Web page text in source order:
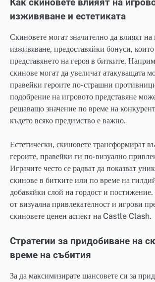
Как скиновете влияят на
изживяване и естетиката
Скиновете могат значително да влияят на
изживяване, предоставяйки бонуси,
представянето на героя в битките.
скинове могат да увеличат атакуващата
правейки героите по-страшни
подобрение на игровото представяне
решаващо значение по време на
където всяко предимство е важно.
Естетически, скиновете трансформират
героите, правейки ги по-визуално
Играчите често се радват да показват
скинове в битките или по време на
добавяйки слой на гордост и
от визуална привлекателност и игрови
скиновете ценен аспект на Castle Clash.
Стратегии за придобиване на
време на събития
За да максимизирате шансовете си за